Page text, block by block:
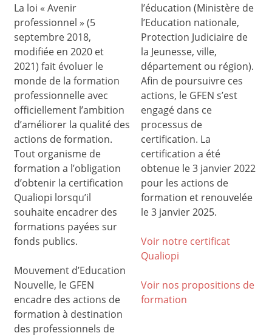
La loi « Avenir
professionnel » (5
septembre 2018,
modifiée en 2020 et
2021) fait évoluer le
monde de la formation
professionnelle avec
officiellement l’ambition
d’améliorer la qualité des
actions de formation.
Tout organisme de
formation a l’obligation
d’obtenir la certification
Qualiopi lorsqu’il
souhaite encadrer des
formations payées sur
fonds publics.
Mouvement d’Education
Nouvelle, le GFEN
encadre des actions de
formation à destination
des professionnels de
l’éducation (Ministère de
l’Education nationale,
Protection Judiciaire de
la Jeunesse, ville,
département ou région).
Afin de poursuivre ces
actions, le GFEN s’est
engagé dans ce
processus de
certification. La
certification a été
obtenue le 3 janvier 2022
pour les actions de
formation et renouvelée
le 3 janvier 2025.
Voir notre certificat
Qualiopi
Voir nos propositions de
formation